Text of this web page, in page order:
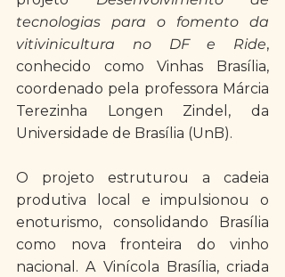
tecnologias para o fomento da
vitivinicultura no DF e Ride,
conhecido como Vinhas Brasília,
coordenado pela professora Márcia
Terezinha Longen Zindel, da
Universidade de Brasília (UnB).
O projeto estruturou a cadeia
produtiva local e impulsionou o
enoturismo, consolidando Brasília
como nova fronteira do vinho
nacional. A Vinícola Brasília, criada